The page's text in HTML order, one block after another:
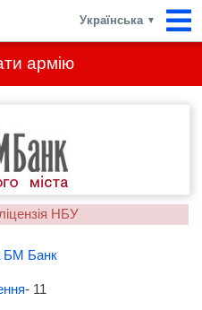
армію
Українська ▼
НБУ
БМ Банк
- 11